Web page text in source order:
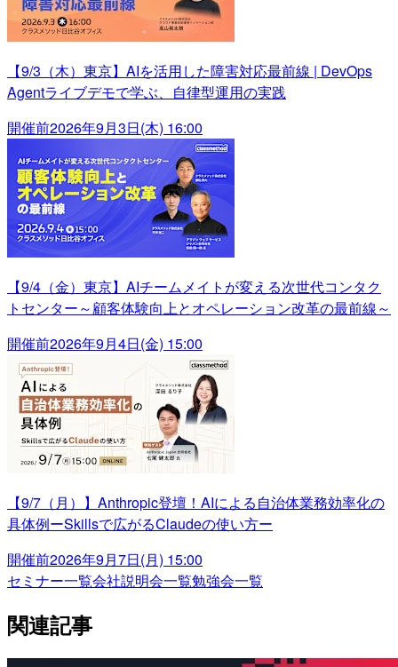
【9/3（木）東京】AIを活用した障害対応最前線 | DevOps
Agentライブデモで学ぶ、自律型運用の実践
開催前2026年9月3日(木) 16:00
【9/4（金）東京】AIチームメイトが変える次世代コンタク
トセンター～顧客体験向上とオペレーション改革の最前線～
開催前2026年9月4日(金) 15:00
【9/7（月）】Anthropic登壇！AIによる自治体業務効率化の
具体例ーSkillsで広がるClaudeの使い方ー
開催前2026年9月7日(月) 15:00
セミナー一覧会社説明会一覧勉強会一覧
関連記事